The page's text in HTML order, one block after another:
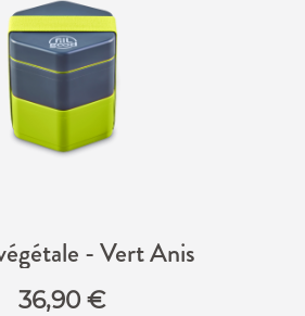
- Vert Anis
36,90€